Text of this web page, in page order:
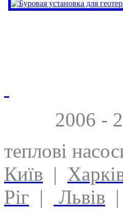
2006 -
теплові
Київ |
Ріг | Львів |